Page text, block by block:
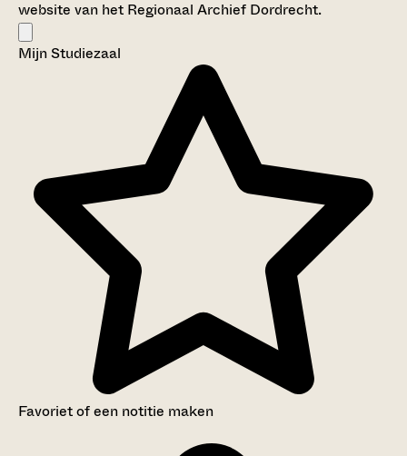
website van het Regionaal Archief Dordrecht.
Mijn Studiezaal
Favoriet of een notitie maken